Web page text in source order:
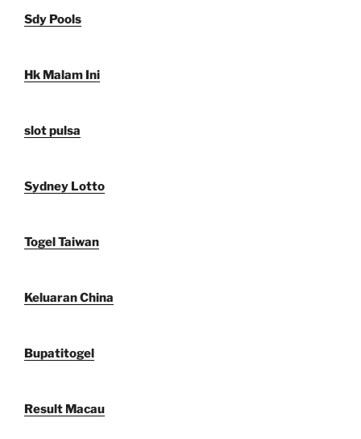
Sdy Pools
Hk Malam Ini
slot pulsa
Sydney Lotto
Togel Taiwan
Keluaran China
Bupatitogel
Result Macau